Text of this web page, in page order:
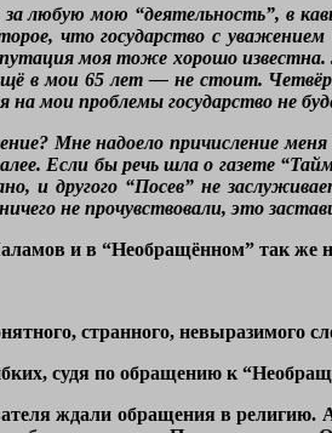
любую мою “деятельность”, в
что государство с
моя тоже хорошо известна.
в мои 65 лет — не стоит.
на мои проблемы государство не
Мне надоело причисление
Если бы речь шла о газете
и другого “Посев” не
не прочувствовали, это
и в “Необращённом” так же
странного, невыразимого
судя по обращению к
ждали обращения в религию.